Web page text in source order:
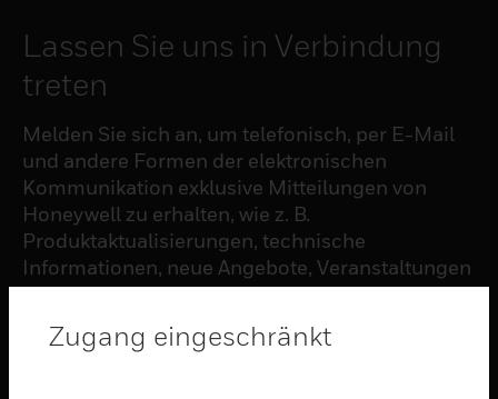
Lassen Sie uns in Verbindung
treten
Melden Sie sich an, um telefonisch, per E-Mail
und andere Formen der elektronischen
Kommunikation exklusive Mitteilungen von
Honeywell zu erhalten, wie z. B.
Produktaktualisierungen, technische
Informationen, neue Angebote, Veranstaltungen
und Neuigkeiten, Umfragen, Sonderangebote
Zugang eingeschränkt